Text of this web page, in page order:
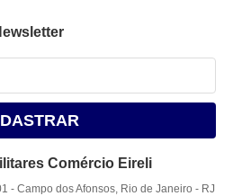
Comércio Eireli
-Campo dos Afonsos, Rio de Janeiro - RJ